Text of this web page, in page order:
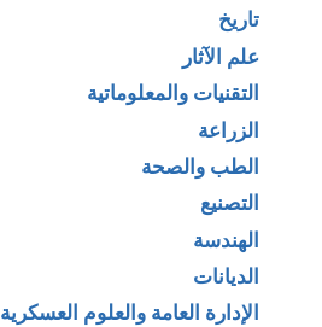
تاريخ
علم الآثار
التقنيات والمعلوماتية
الزراعة
الطب والصحة
التصنيع
الهندسة
الديانات
الإدارة العامة والعلوم العسكرية